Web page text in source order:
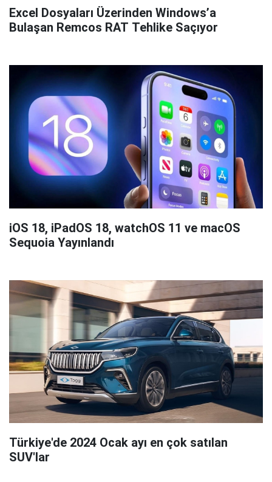
Excel Dosyaları Üzerinden Windows’a
Bulaşan Remcos RAT Tehlike Saçıyor
iOS 18, iPadOS 18, watchOS 11 ve macOS
Sequoia Yayınlandı
Türkiye'de 2024 Ocak ayı en çok satılan
SUV'lar